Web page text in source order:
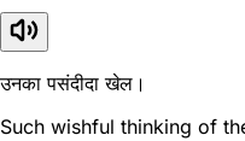
उनका पसंदीदा खेल।
Such wishful thinking of